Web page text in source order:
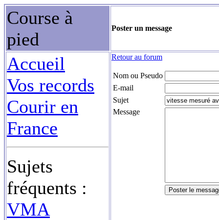
Course à
pied
Poster un message
Accueil
Vos records
Courir en
France
Sujets
fréquents :
VMA
Retour au forum
Nom ou Pseudo
E-mail
Sujet
Message